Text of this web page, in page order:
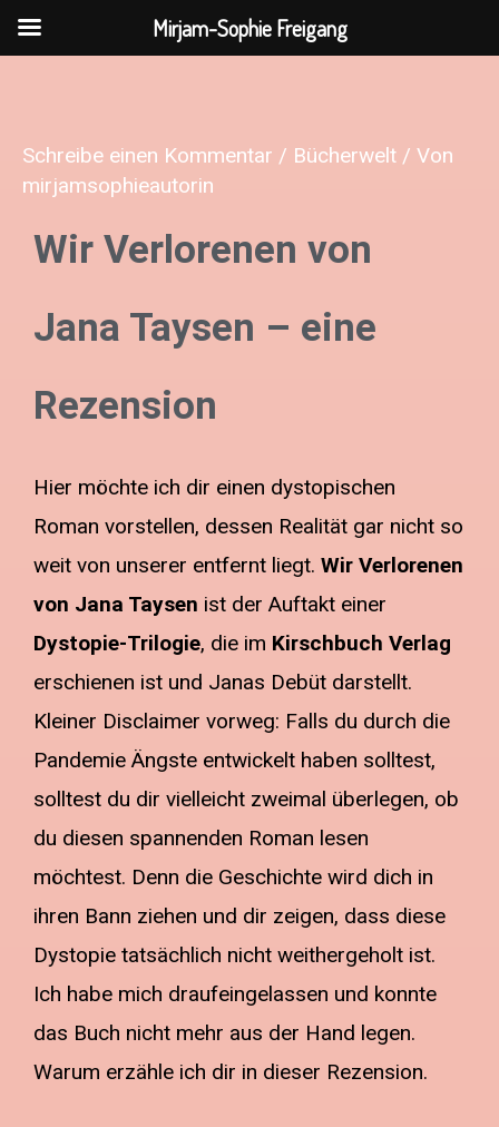
Zum
Inhalt
Schreibe einen Kommentar / Bücherwelt / Von
mirjamsophieautorin
Wir Verlorenen von
Jana Taysen – eine
Rezension
Hier möchte ich dir einen dystopischen
Roman vorstellen, dessen Realität gar nicht so
weit von unserer entfernt liegt. Wir Verlorenen
von Jana Taysen ist der Auftakt einer
Dystopie-Trilogie, die im Kirschbuch Verlag
erschienen ist und Janas Debüt darstellt.
Kleiner Disclaimer vorweg: Falls du durch die
Pandemie Ängste entwickelt haben solltest,
solltest du dir vielleicht zweimal überlegen, ob
du diesen spannenden Roman lesen
möchtest. Denn die Geschichte wird dich in
ihren Bann ziehen und dir zeigen, dass diese
Dystopie tatsächlich nicht weithergeholt ist.
Ich habe mich draufeingelassen und konnte
das Buch nicht mehr aus der Hand legen.
Warum erzähle ich dir in dieser Rezension.
Mirjam-Sophie Freigang